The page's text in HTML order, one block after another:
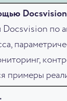
по
примеры